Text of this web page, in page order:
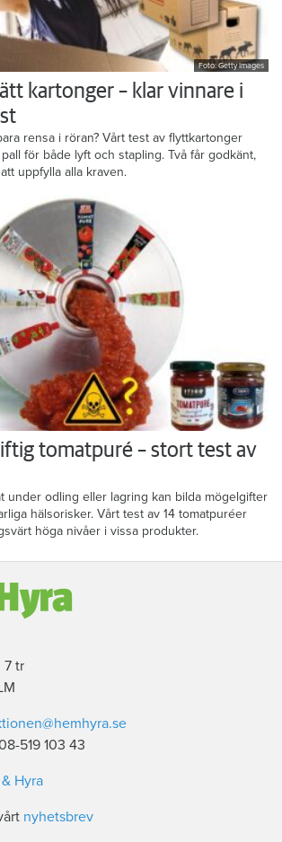
Foto: Getty Images
kartonger – klar vinnare i
rensa i röran? Vårt test av flyttkartonger
för både lyft och stapling. Två får godkänt,
uppfylla alla kraven.
tomatpuré – stort test av
under odling eller lagring kan bilda mögelgifter
hälsorisker. Vårt test av 14 tomatpuréer
höga nivåer i vissa produkter.
7 tr
519 103 43
Hyra
nyhetsbrev